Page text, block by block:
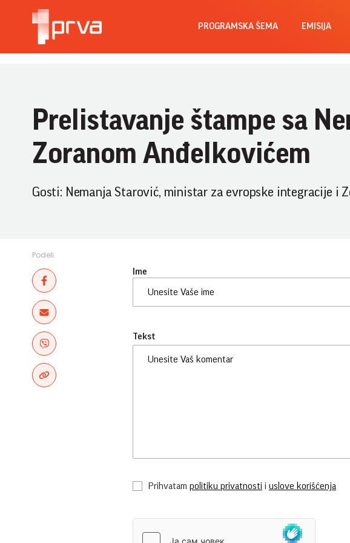
PROGRAMSKA ŠEMA EMISIJA
Prelistavanje štampe sa
Zoranom Anđelkovićem
Gosti: Nemanja Starović, ministar za evropske integracije i
Podeli:
Ime
Tekst
Prihvatam politiku privatnosti i uslove korišćenja